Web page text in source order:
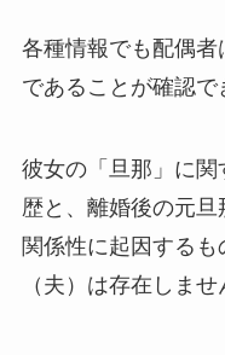
各種情報でも配偶
であることが確認で
彼女の「旦那」に
歴と、離婚後の元
関係性に起因する
（夫）は存在しませ